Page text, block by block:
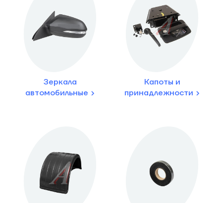
Зеркала
автомобильные
Капоты и
принадлежности